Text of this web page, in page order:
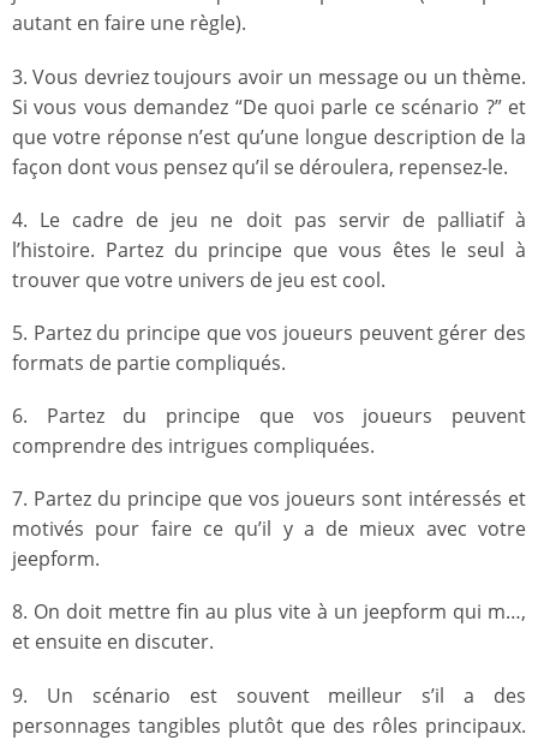
autant en faire une règle).
3. Vous devriez toujours avoir un message ou un thème.
Si vous vous demandez “De quoi parle ce scénario ?” et
que votre réponse n’est qu’une longue description de la
façon dont vous pensez qu’il se déroulera, repensez-le.
4. Le cadre de jeu ne doit pas servir de palliatif à
l’histoire. Partez du principe que vous êtes le seul à
trouver que votre univers de jeu est cool.
5. Partez du principe que vos joueurs peuvent gérer des
formats de partie compliqués.
6. Partez du principe que vos joueurs peuvent
comprendre des intrigues compliquées.
7. Partez du principe que vos joueurs sont intéressés et
motivés pour faire ce qu’il y a de mieux avec votre
jeepform.
8. On doit mettre fin au plus vite à un jeepform qui m…,
et ensuite en discuter.
9. Un scénario est souvent meilleur s’il a des
personnages tangibles plutôt que des rôles principaux.